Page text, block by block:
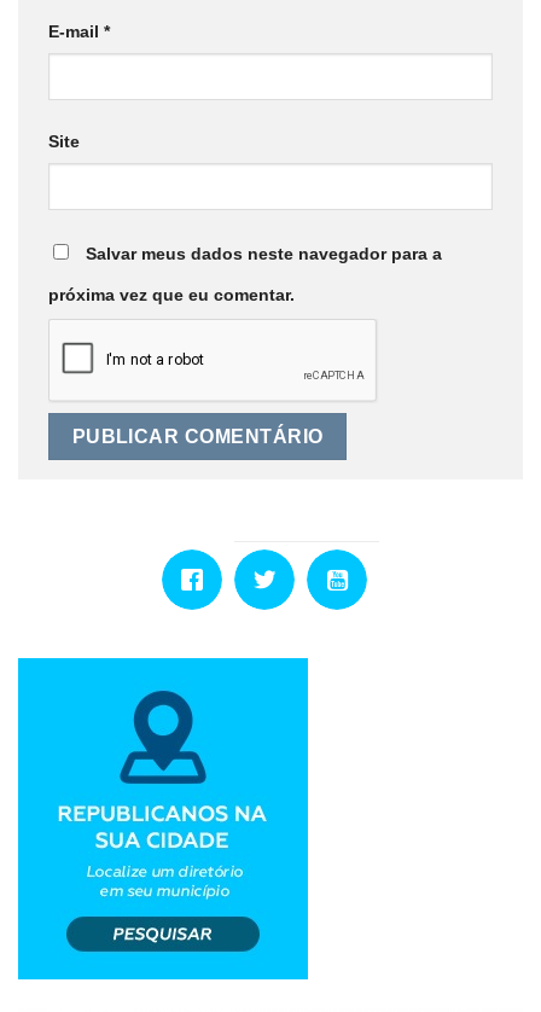
E-mail *
Site
Salvar meus dados neste navegador para a
próxima vez que eu comentar.